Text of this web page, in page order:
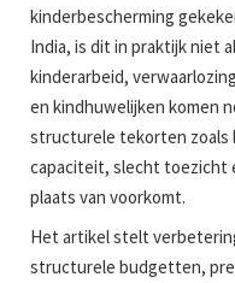
kinderbescherming
India, is dit in praktijk niet
kinderarbeid,
en kindhuwelijken komen
structurele tekorten zoals
capaciteit, slecht toezicht
plaats van voorkomt.
Het artikel stelt
structurele budgetten,